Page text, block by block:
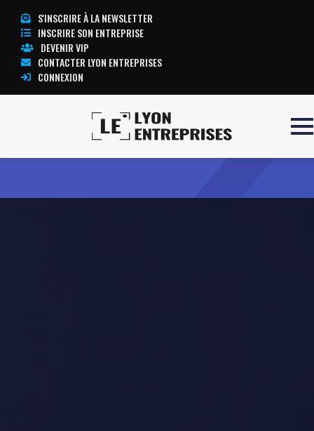
S'INSCRIRE À LA NEWSLETTER
INSCRIRE SON ENTREPRISE
DEVENIR VIP
CONTACTER LYON ENTREPRISES
CONNEXION